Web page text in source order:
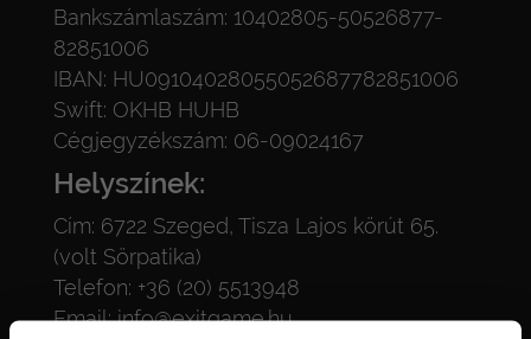
Bankszámlaszám: 10402805-50526877-
82851006
IBAN: HU09104028055052687782851006
Swift: OKHB HUHB
Cégjegyzékszám: 06-09024167
Helyszínek:
Cím: 6722 Szeged, Tisza Lajos körút 65.
(volt Sörpatika)
Telefon: +36 (20) 5513948
Email: info@exitgame.hu